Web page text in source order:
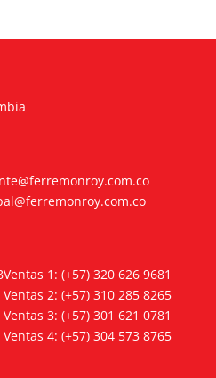
Ventas 1: (+57) 320 626 9681
Ventas 2: (+57) 310 285 8265
Ventas 3: (+57) 301 621 0781
Ventas 4: (+57) 304 573 8765